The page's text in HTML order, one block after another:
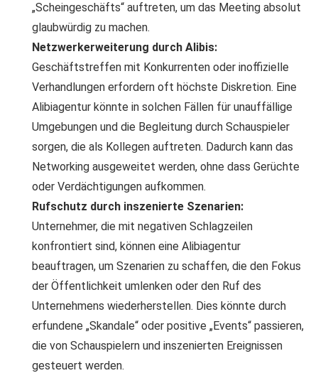
„Scheingeschäfts“ auftreten, um das Meeting absolut
glaubwürdig zu machen.
Netzwerkerweiterung durch Alibis:
Geschäftstreffen mit Konkurrenten oder inoffizielle
Verhandlungen erfordern oft höchste Diskretion. Eine
Alibiagentur könnte in solchen Fällen für unauffällige
Umgebungen und die Begleitung durch Schauspieler
sorgen, die als Kollegen auftreten. Dadurch kann das
Networking ausgeweitet werden, ohne dass Gerüchte
oder Verdächtigungen aufkommen.
Rufschutz durch inszenierte Szenarien:
Unternehmer, die mit negativen Schlagzeilen
konfrontiert sind, können eine Alibiagentur
beauftragen, um Szenarien zu schaffen, die den Fokus
der Öffentlichkeit umlenken oder den Ruf des
Unternehmens wiederherstellen. Dies könnte durch
erfundene „Skandale“ oder positive „Events“ passieren,
die von Schauspielern und inszenierten Ereignissen
gesteuert werden.